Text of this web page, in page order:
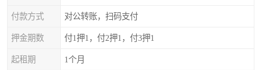
付款方式 对公转账，扫码支付
押金期数 付1押1，付2押1，付3押1
起租期 1个月